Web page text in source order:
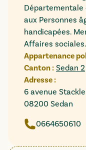
Départementale
aux Personnes
handicapées.
Affaires sociales.
Appartenance
Canton : Sedan 2
Adresse :
6 avenue
08200 Sedan
0664650610